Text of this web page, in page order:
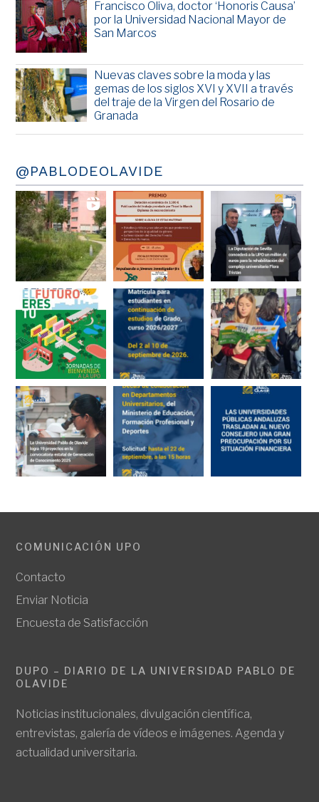
Francisco Oliva, doctor ‘Honoris Causa’
por la Universidad Nacional Mayor de
San Marcos
Nuevas claves sobre la moda y las
gemas de los siglos XVI y XVII a través
del traje de la Virgen del Rosario de
Granada
@PABLODEOLAVIDE
COMUNICACIÓN UPO
Contacto
Enviar Noticia
Encuesta de Satisfacción
DUPO – DIARIO DE LA UNIVERSIDAD PABLO DE
OLAVIDE
Noticias institucionales, divulgación científica,
entrevistas, galería de vídeos e imágenes. Agenda y
actualidad universitaria.